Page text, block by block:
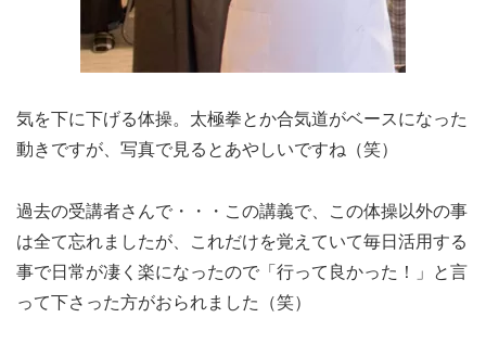
気を下に下げる体操。太極拳とか合気道がベースになった
動きですが、写真で見るとあやしいですね（笑）
過去の受講者さんで・・・この講義で、この体操以外の事
は全て忘れましたが、これだけを覚えていて毎日活用する
事で日常が凄く楽になったので「行って良かった！」と言
って下さった方がおられました（笑）